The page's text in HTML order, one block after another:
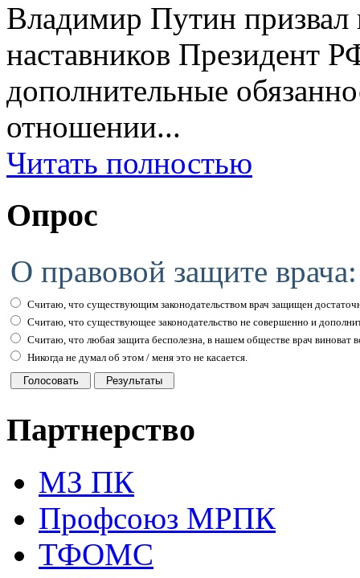
Владимир Путин призвал
наставников Президент
дополнительные
отношении...
Читать полностью
Опрос
О правовой защите врача:
Считаю, что существующим законодательством врач защищен
Считаю, что существующее законодательство не совершенно и
Считаю, что любая защита бесполезна, в нашем обществе врач виноват
Никогда не думал об этом / меня это не касается.
Партнерство
МЗ ПК
Профсоюз МРПК
ТФОМС